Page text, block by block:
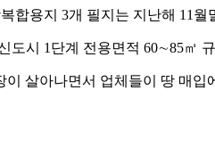
합용지 3개 필지는 지난해 11
도시 1단계 전용면적 60∼85㎡
살아나면서 업체들이 땅 매